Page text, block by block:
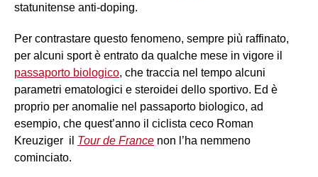
statunitense anti-doping.
Per contrastare questo fenomeno, sempre più raffinato,
per alcuni sport è entrato da qualche mese in vigore il
passaporto biologico, che traccia nel tempo alcuni
parametri ematologici e steroidei dello sportivo. Ed è
proprio per anomalie nel passaporto biologico, ad
esempio, che quest’anno il ciclista ceco Roman
Kreuziger il Tour de France non l’ha nemmeno
cominciato.